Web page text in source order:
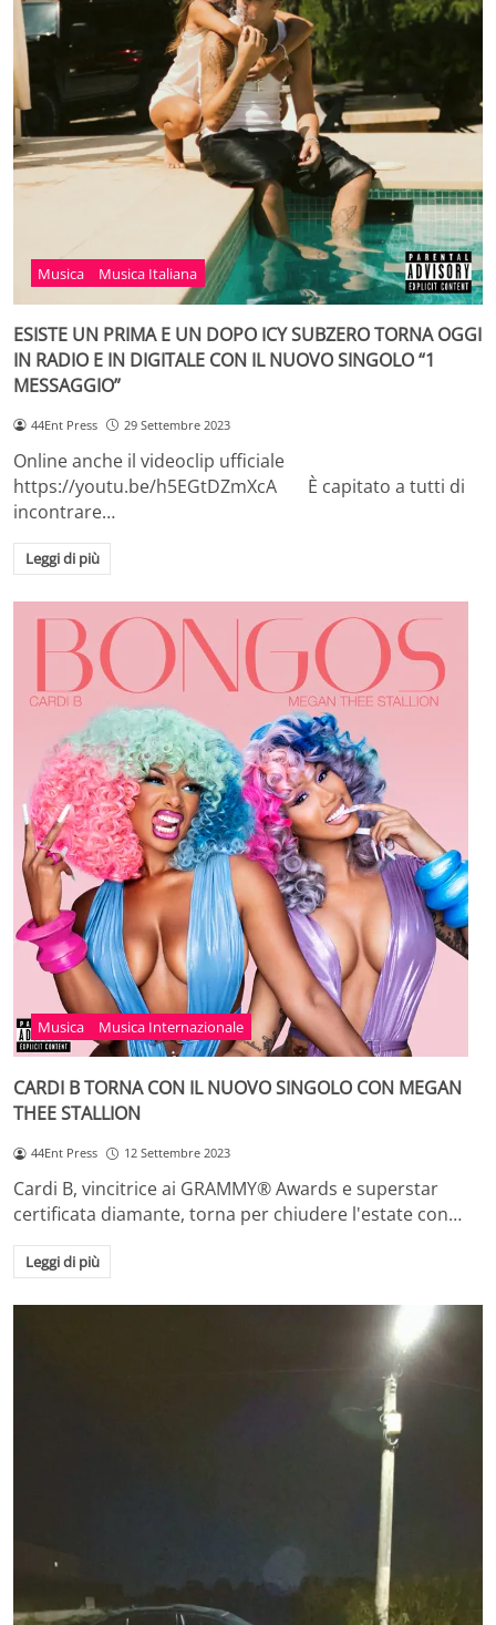
Musica Musica Italiana
ESISTE UN PRIMA E UN DOPO ICY SUBZERO TORNA OGGI
IN RADIO E IN DIGITALE CON IL NUOVO SINGOLO “1
MESSAGGIO”
44Ent Press 29 Settembre 2023
Online anche il videoclip ufficiale
https://youtu.be/h5EGtDZmXcA È capitato a tutti di
incontrare…
Leggi di più
Musica Musica Internazionale
CARDI B TORNA CON IL NUOVO SINGOLO CON MEGAN
THEE STALLION
44Ent Press 12 Settembre 2023
Cardi B, vincitrice ai GRAMMY® Awards e superstar
certificata diamante, torna per chiudere l'estate con…
Leggi di più